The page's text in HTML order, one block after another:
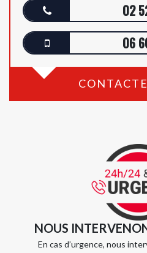
02
06
NOUS
En cas d’urgence, nous